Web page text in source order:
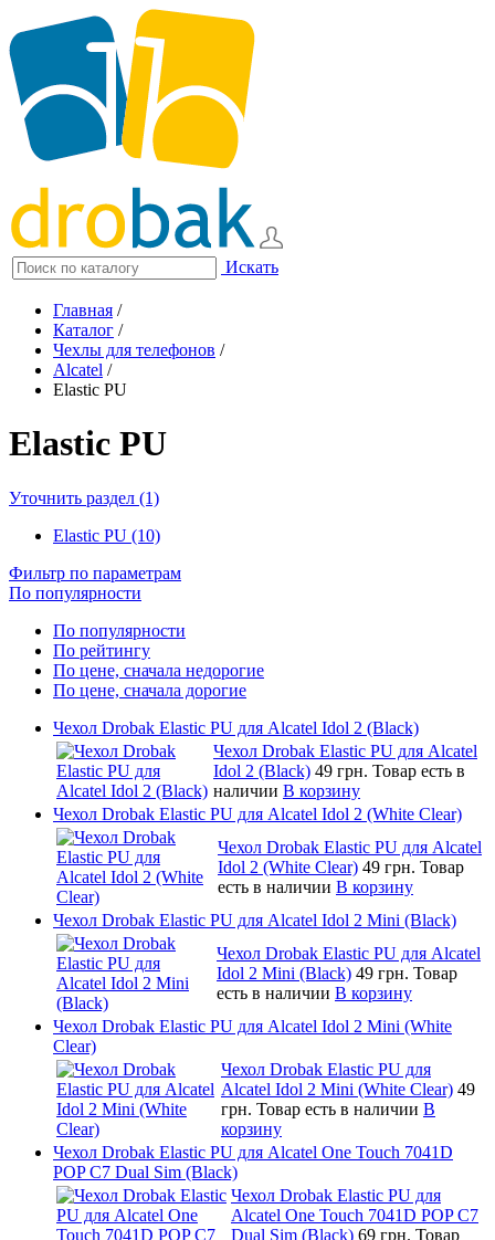
Искать
Главная /
Каталог /
Чехлы для телефонов /
Alcatel /
Elastic PU
Elastic PU
Уточнить раздел (1)
Elastic PU (10)
Фильтр по параметрам
По популярности
По популярности
По рейтингу
По цене, сначала недорогие
По цене, сначала дорогие
Чехол Drobak Elastic PU для Alcatel Idol 2 (Black)
Чехол Drobak Elastic PU для Alcatel
Idol 2 (Black) 49 грн. Товар есть в
наличии В корзину
Чехол Drobak Elastic PU для Alcatel Idol 2 (White Clear)
Чехол Drobak Elastic PU для Alcatel
Idol 2 (White Clear) 49 грн. Товар
есть в наличии В корзину
Чехол Drobak Elastic PU для Alcatel Idol 2 Mini (Black)
Чехол Drobak Elastic PU для Alcatel
Idol 2 Mini (Black) 49 грн. Товар
есть в наличии В корзину
Чехол Drobak Elastic PU для Alcatel Idol 2 Mini (White
Clear)
Чехол Drobak Elastic PU для
Alcatel Idol 2 Mini (White Clear) 49
грн. Товар есть в наличии В
корзину
Чехол Drobak Elastic PU для Alcatel One Touch 7041D
POP C7 Dual Sim (Black)
Чехол Drobak Elastic PU для
Alcatel One Touch 7041D POP C7
Dual Sim (Black) 69 грн. Товар